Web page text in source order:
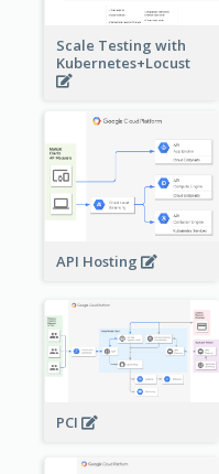
Scale Testing with
Kubernetes+Locust
API Hosting
PCI